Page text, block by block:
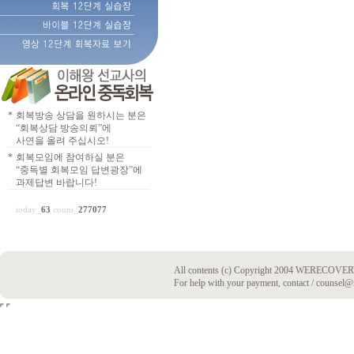
* 회복방송 상담을 원하시는 분은
“회복상담 방송의뢰”에
사연을 올려 주십시오!
* 회복모임에 참여하실 분은
“중독별 회복모임 답변광장”에
과제답변 바랍니다!
today_ 63 count_ 277077
All contents (c) Copyright 2004
For help with your payment, contact /